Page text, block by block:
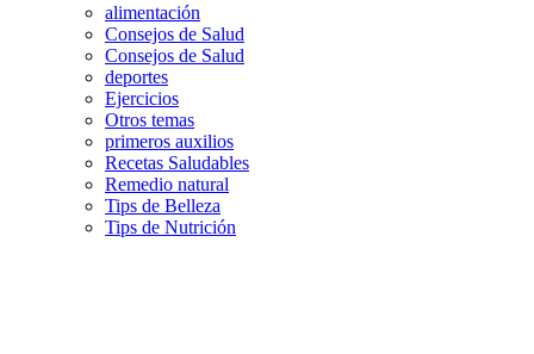
alimentación
Consejos de Salud
Consejos de Salud
deportes
Ejercicios
Otros temas
primeros auxilios
Recetas Saludables
Remedio natural
Tips de Belleza
Tips de Nutrición